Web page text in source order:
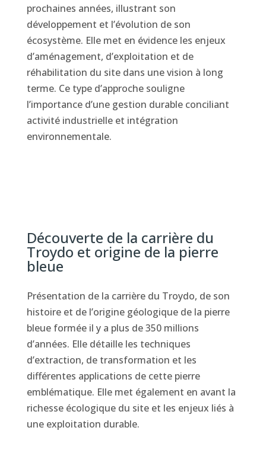
prochaines années, illustrant son
développement et l’évolution de son
écosystème. Elle met en évidence les enjeux
d’aménagement, d’exploitation et de
réhabilitation du site dans une vision à long
terme. Ce type d’approche souligne
l’importance d’une gestion durable conciliant
activité industrielle et intégration
environnementale.
Découverte de la carrière du
Troydo et origine de la pierre
bleue
Présentation de la carrière du Troydo, de son
histoire et de l’origine géologique de la pierre
bleue formée il y a plus de 350 millions
d’années. Elle détaille les techniques
d’extraction, de transformation et les
différentes applications de cette pierre
emblématique. Elle met également en avant la
richesse écologique du site et les enjeux liés à
une exploitation durable.